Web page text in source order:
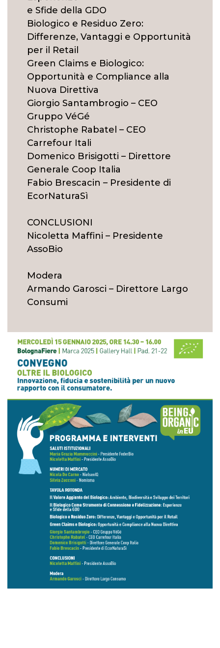
e Sfide della GDO
Biologico e Residuo Zero:
Differenze, Vantaggi e Opportunità
per il Retail
Green Claims e Biologico:
Opportunità e Compliance alla
Nuova Direttiva
Giorgio Santambrogio – CEO
Gruppo VéGé
Christophe Rabatel – CEO
Carrefour Itali
Domenico Brisigotti – Direttore
Generale Coop Italia
Fabio Brescacin – Presidente di
EcorNaturaSì
CONCLUSIONI
Nicoletta Maffini – Presidente
AssoBio
Modera
Armando Garosci – Direttore Largo
Consumi